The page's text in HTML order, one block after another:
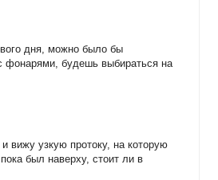
дня, можно было бы
фонарями, будешь выбираться на
вижу узкую протоку, на которую
был наверху, стоит ли в